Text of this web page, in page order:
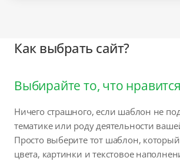
Как выбрать сайт?
Выбирайте то, что
Ничего страшного, если шаблон не
тематике или роду деятельности
Просто выберите тот шаблон,
цвета, картинки и текстовое